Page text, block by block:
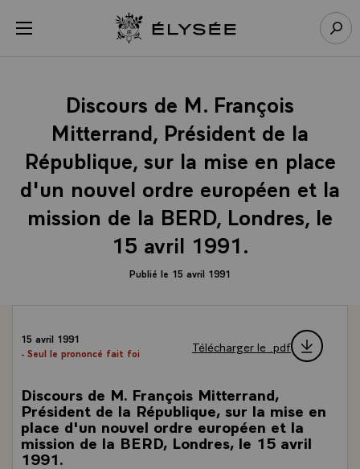
menu Retour à l’accueil Élysée
Discours de M. François
Mitterrand, Président de la
République, sur la mise en place
d'un nouvel ordre européen et la
mission de la BERD, Londres, le
15 avril 1991.
Publié le 15 avril 1991
15 avril 1991
- Seul le prononcé fait foi
Télécharger le .pdf
Discours de M. François Mitterrand,
Président de la République, sur la mise en
place d'un nouvel ordre européen et la
mission de la BERD, Londres, le 15 avril
1991.
Panneau de gestion des cookies